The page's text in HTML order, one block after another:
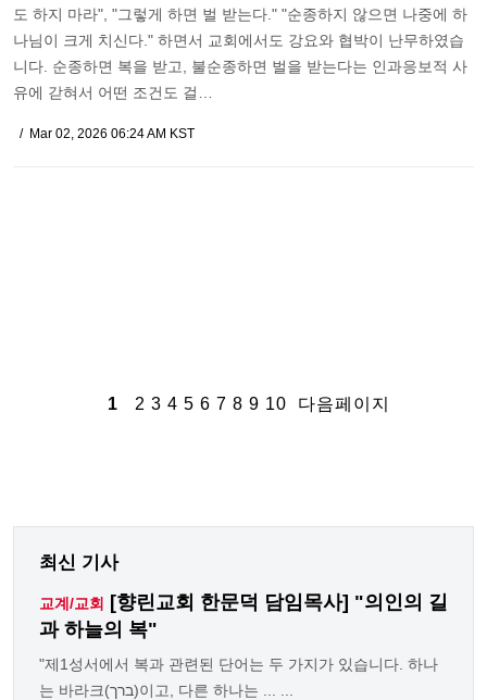
도 하지 마라", "그렇게 하면 벌 받는다." "순종하지 않으면 나중에 하
나님이 크게 치신다." 하면서 교회에서도 강요와 협박이 난무하였습
니다. 순종하면 복을 받고, 불순종하면 벌을 받는다는 인과응보적 사
유에 갇혀서 어떤 조건도 걸…
Mar 02, 2026 06:24 AM KST
1 2 3 4 5 6 7 8 9 10 다음페이지
최신 기사
교계/교회
[향린교회 한문덕 담임목사] "의인의 길
과 하늘의 복"
"제1성서에서 복과 관련된 단어는 두 가지가 있습니다. 하나
는 바라크(ברך)이고, 다른 하나는 ... ...